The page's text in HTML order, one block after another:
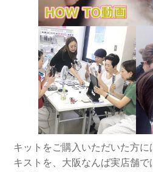
キットをご購入いただいた方
キストを、大阪なんば実店舗で